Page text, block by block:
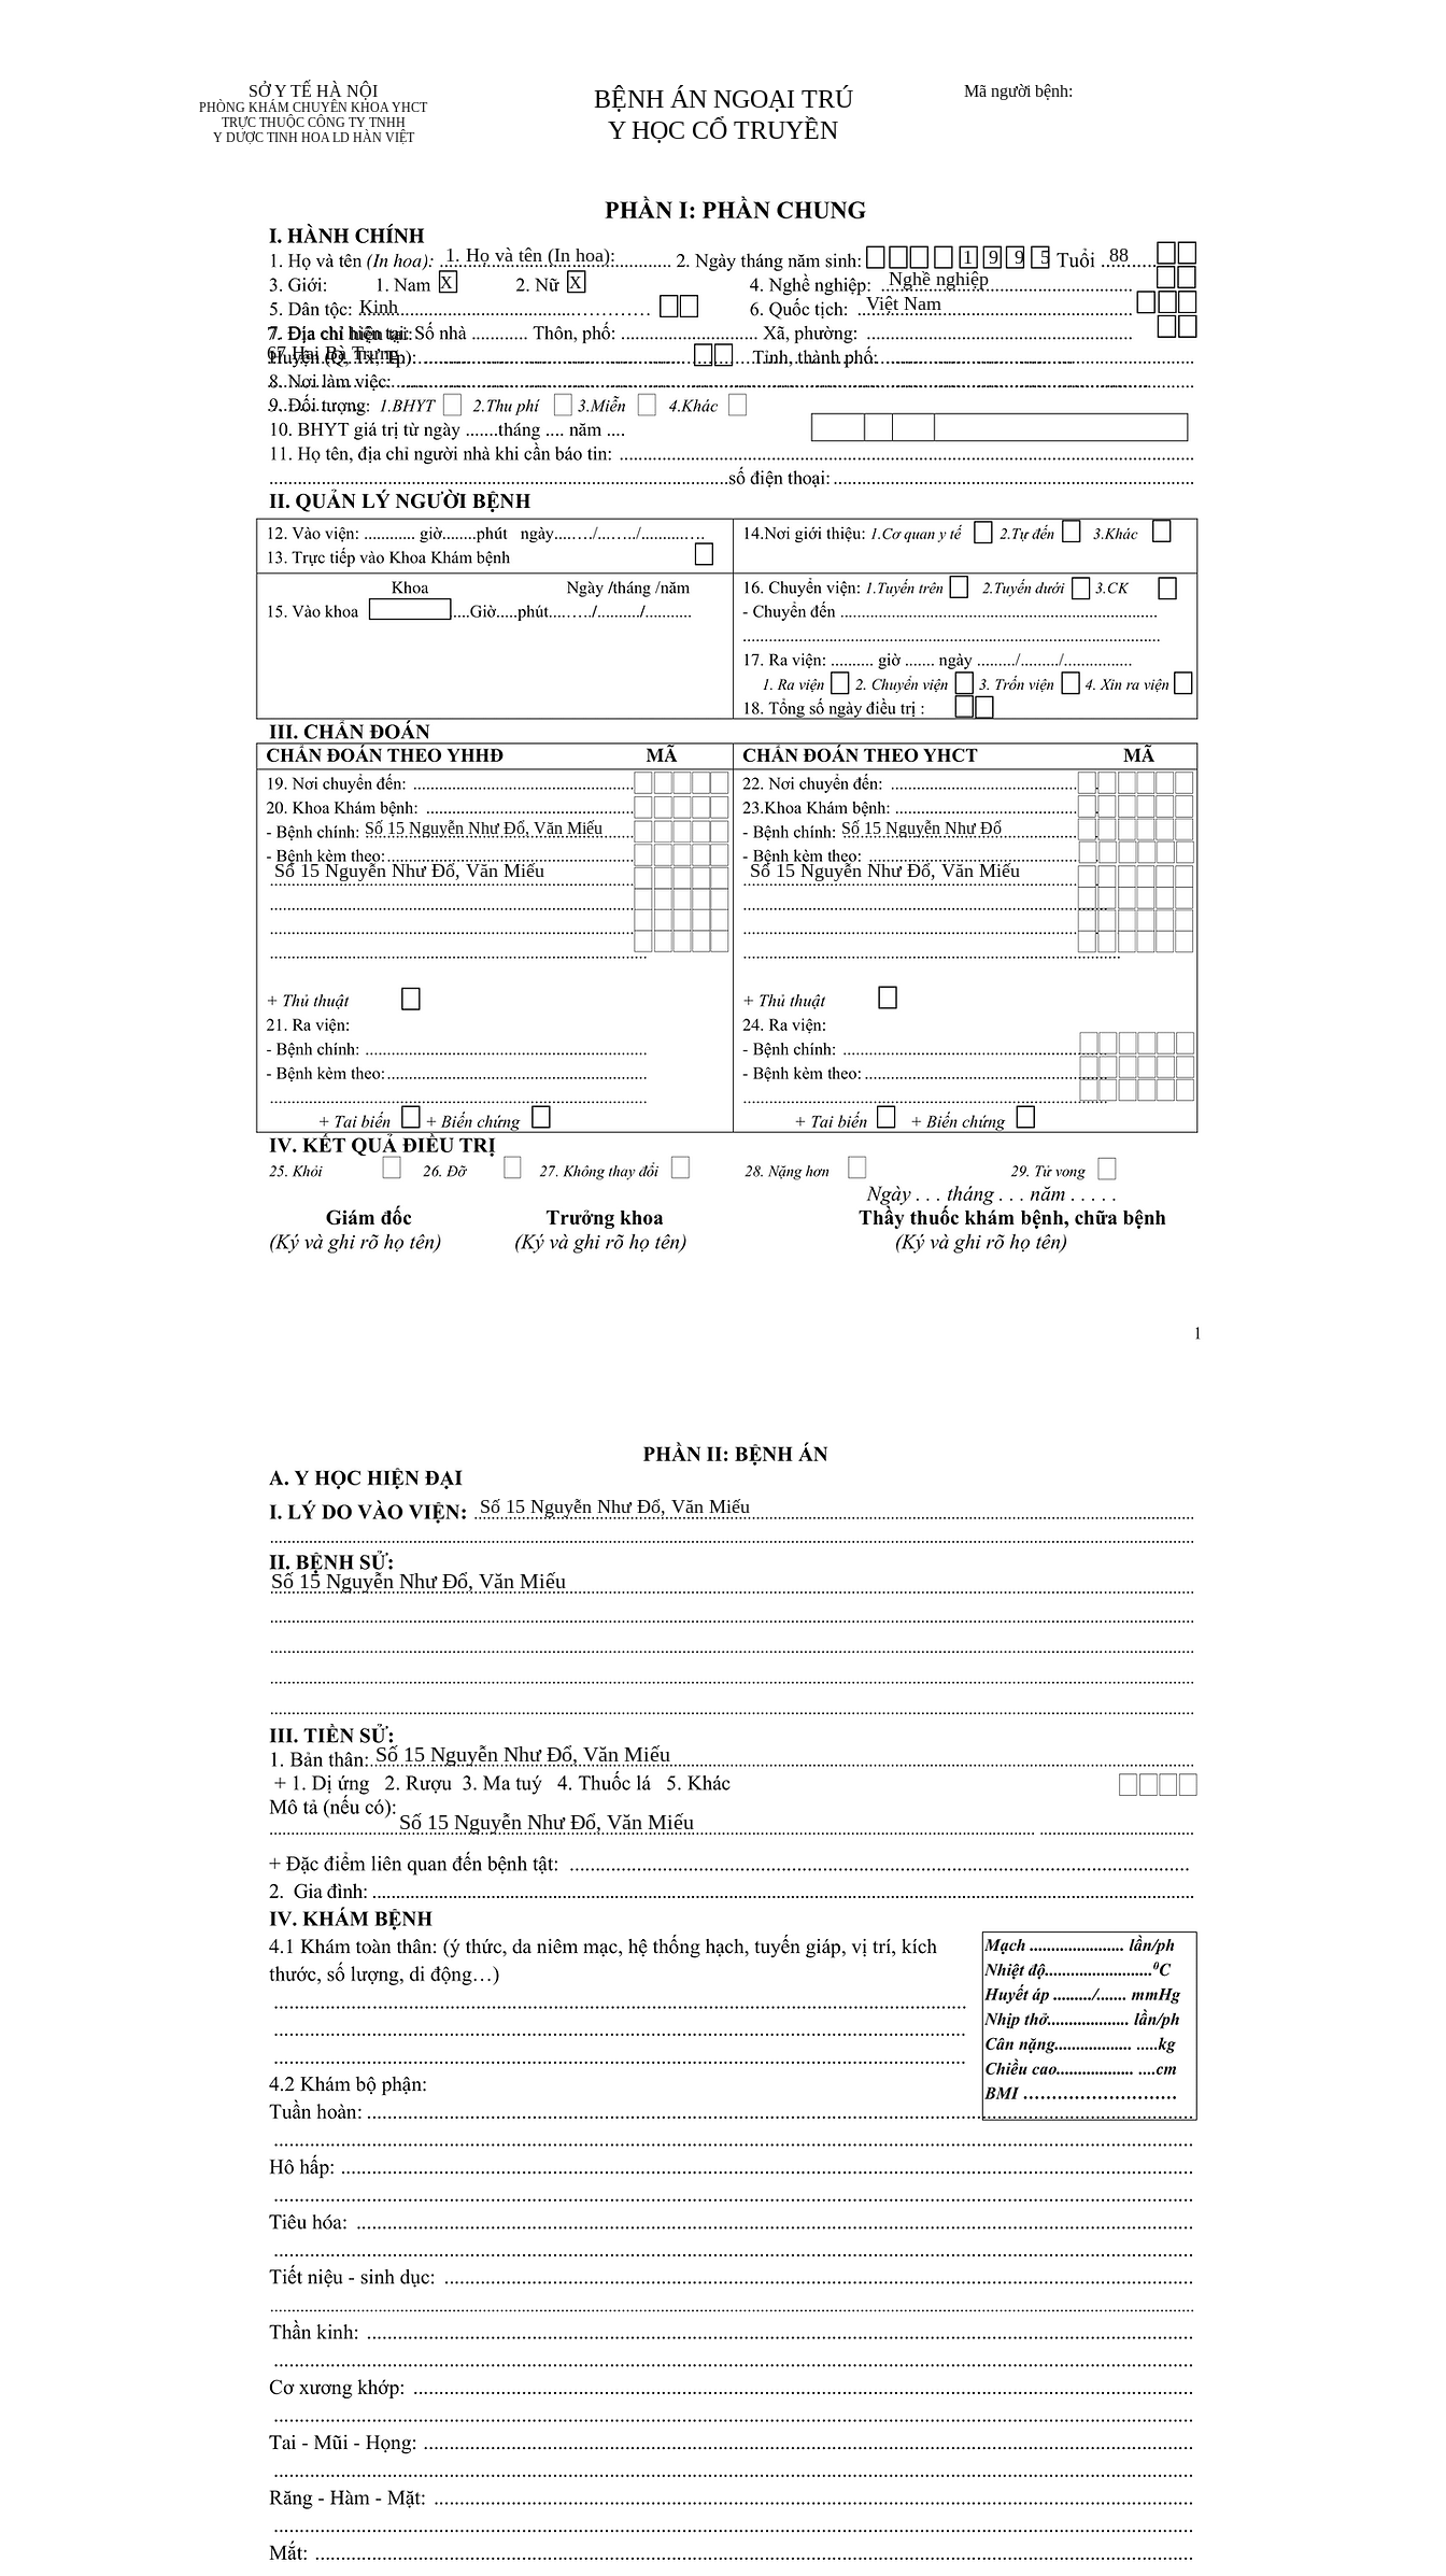
SỞ Y TẾ HÀ NỘI
PHÒNG KHÁM CHUYÊN KHOA YHCT
TRỰC THUỘC CÔNG TY TNHH
Y DƯỢC TINH HOA LD HÀN VIỆT
BỆNH ÁN NGOẠI TRÚ
Y HỌC CỔ TRUYỀN
Mã người bệnh:
1. Họ và tên (In hoa): 1 9 9 5 88
X X
Nghề nghiệp
Việt Nam
Kinh
7. Địa chỉ hiện tại:
......................................................................................................................................................
....................................................................................................................................................................
..................
67 Hai Bà Trưng
Số 15 Nguyễn Như Đổ, Văn Miếu
Số 15 Nguyễn Như Đổ, Văn Miếu
Số 15 Nguyễn Như Đổ
Số 15 Nguyễn Như Đổ, Văn Miếu
Số 15 Nguyễn Như Đổ, Văn Miếu
Số 15 Nguyễn Như Đổ, Văn Miếu​​​​
Số 15 Nguyễn Như Đổ, Văn Miếu​​​​
Số 15 Nguyễn Như Đổ, Văn Miếu​​​​